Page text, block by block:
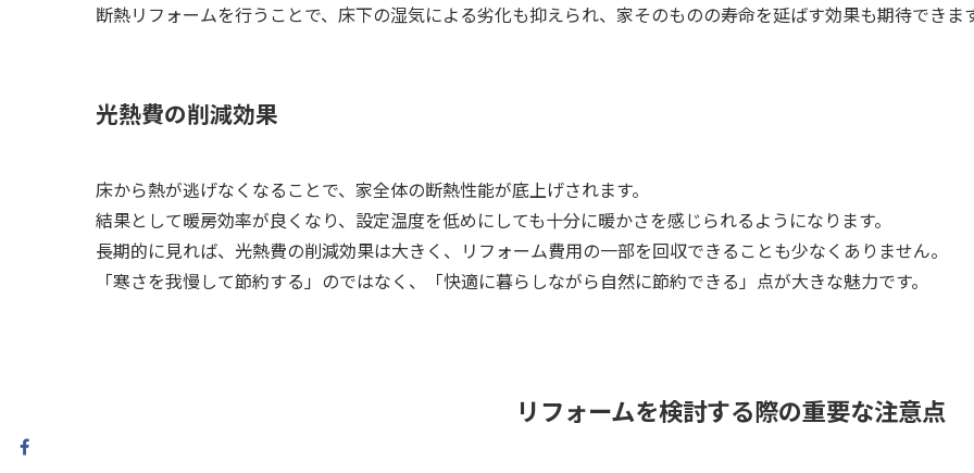
断熱リフォームを行うことで、床下の湿気による劣化も抑えられ、家そのものの寿命を延ばす効果も期待できます
光熱費の削減効果
床から熱が逃げなくなることで、家全体の断熱性能が底上げされます。
結果として暖房効率が良くなり、設定温度を低めにしても十分に暖かさを感じられるようになります。
長期的に見れば、光熱費の削減効果は大きく、リフォーム費用の一部を回収できることも少なくありません。
「寒さを我慢して節約する」のではなく、「快適に暮らしながら自然に節約できる」点が大きな魅力です。
リフォームを検討する際の重要な注意点